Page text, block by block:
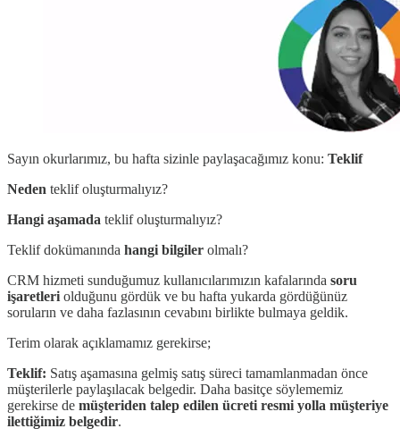
Sayın okurlarımız, bu hafta sizinle paylaşacağımız konu: Teklif
Neden teklif oluşturmalıyız?
Hangi aşamada teklif oluşturmalıyız?
Teklif dokümanında hangi bilgiler olmalı?
CRM hizmeti sunduğumuz kullanıcılarımızın kafalarında soru
işaretleri olduğunu gördük ve bu hafta yukarda gördüğünüz
soruların ve daha fazlasının cevabını birlikte bulmaya geldik.
Terim olarak açıklamamız gerekirse;
Teklif: Satış aşamasına gelmiş satış süreci tamamlanmadan önce
müşterilerle paylaşılacak belgedir. Daha basitçe söylememiz
gerekirse de müşteriden talep edilen ücreti resmi yolla müşteriye
ilettiğimiz belgedir.